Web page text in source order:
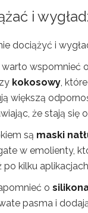
i
dociążyć i
wspomnieć o
kokosowy,
większą
że stają się
są maski
w emolienty,
po kilku
o
pasma i